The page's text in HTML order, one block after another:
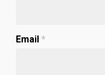
Email *